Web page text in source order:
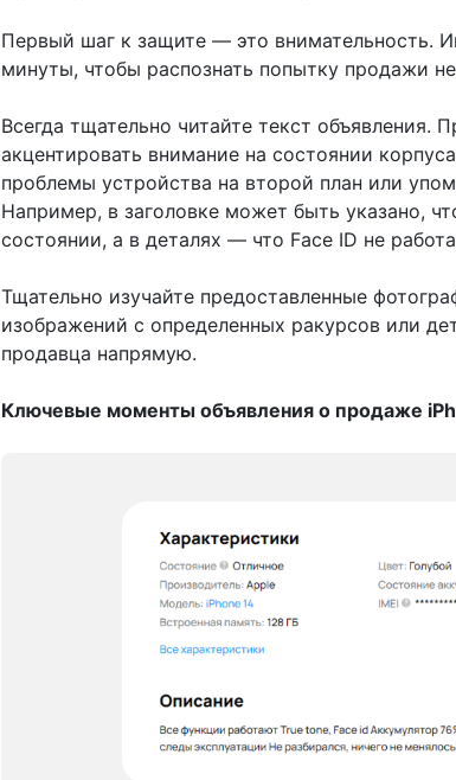
Первый шаг к защите — это внимательность.
минуты, чтобы распознать попытку продажи
Всегда тщательно читайте текст объявления.
акцентировать внимание на состоянии
проблемы устройства на второй план или
Например, в заголовке может быть указано,
состоянии, а в деталях — что Face ID не
Тщательно изучайте предоставленные
изображений с определенных ракурсов или
продавца напрямую.
Ключевые моменты объявления о продаже